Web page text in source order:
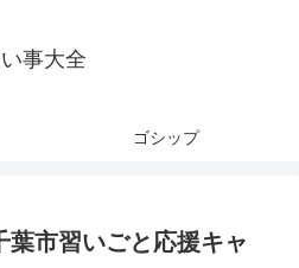
事大全
ゴシップ
市習いごと応援キャ